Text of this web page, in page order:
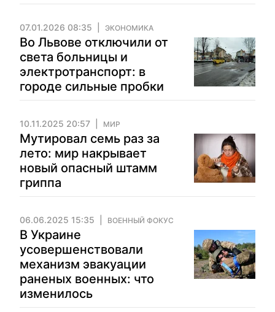
07.01.2026 08:35 ЭКОНОМИКА
Во Львове отключили от
света больницы и
электротранспорт: в
городе сильные пробки
10.11.2025 20:57 МИР
Мутировал семь раз за
лето: мир накрывает
новый опасный штамм
гриппа
06.06.2025 15:35 ВОЕННЫЙ ФОКУС
В Украине
усовершенствовали
механизм эвакуации
раненых военных: что
изменилось